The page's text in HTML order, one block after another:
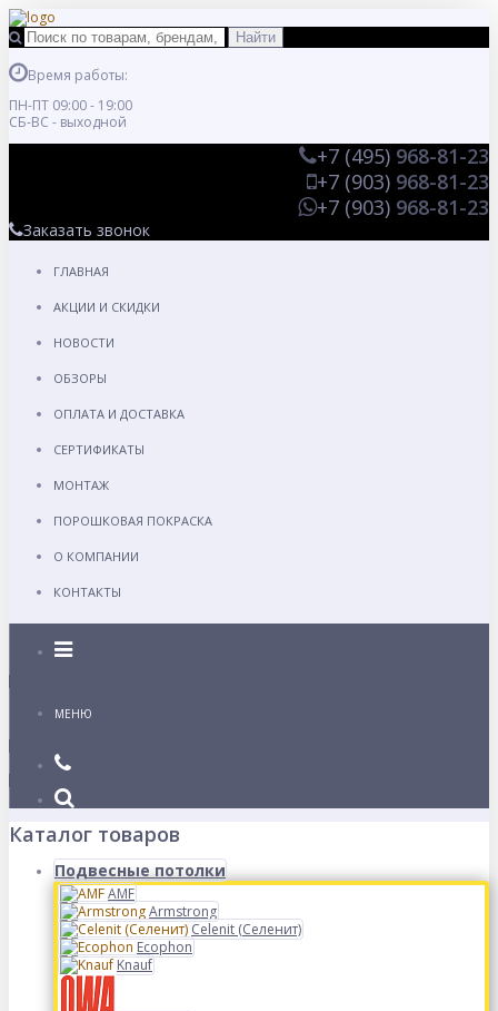
Время работы:
ПН-ПТ 09:00 - 19:00
СБ-ВС - выходной
+7 (495) 968-81-23
+7 (903) 968-81-23
+7 (903) 968-81-23
Заказать звонок
ГЛАВНАЯ
АКЦИИ И СКИДКИ
НОВОСТИ
ОБЗОРЫ
ОПЛАТА И ДОСТАВКА
СЕРТИФИКАТЫ
МОНТАЖ
ПОРОШКОВАЯ ПОКРАСКА
О КОМПАНИИ
КОНТАКТЫ
Каталог
МЕНЮ
Каталог товаров
Подвесные потолки
AMF
Armstrong
Celenit (Селенит)
Ecophon
Knauf